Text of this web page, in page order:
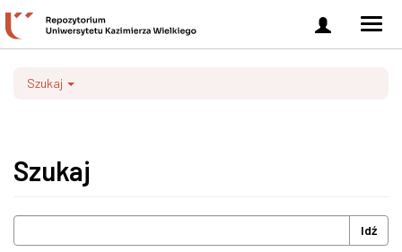
Zaloguj
się
Szukaj
Szukaj
Idź